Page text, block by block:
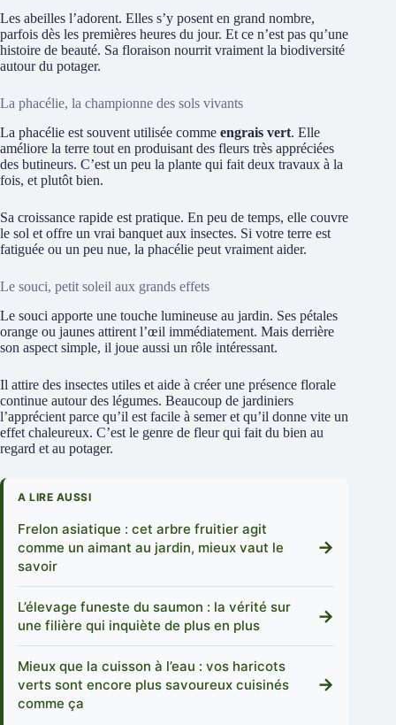
Les abeilles l’adorent. Elles s’y posent en grand nombre,
parfois dès les premières heures du jour. Et ce n’est pas qu’une
histoire de beauté. Sa floraison nourrit vraiment la biodiversité
autour du potager.
La phacélie, la championne des sols vivants
La phacélie est souvent utilisée comme engrais vert. Elle
améliore la terre tout en produisant des fleurs très appréciées
des butineurs. C’est un peu la plante qui fait deux travaux à la
fois, et plutôt bien.
Sa croissance rapide est pratique. En peu de temps, elle couvre
le sol et offre un vrai banquet aux insectes. Si votre terre est
fatiguée ou un peu nue, la phacélie peut vraiment aider.
Le souci, petit soleil aux grands effets
Le souci apporte une touche lumineuse au jardin. Ses pétales
orange ou jaunes attirent l’œil immédiatement. Mais derrière
son aspect simple, il joue aussi un rôle intéressant.
Il attire des insectes utiles et aide à créer une présence florale
continue autour des légumes. Beaucoup de jardiniers
l’apprécient parce qu’il est facile à semer et qu’il donne vite un
effet chaleureux. C’est le genre de fleur qui fait du bien au
regard et au potager.
A LIRE AUSSI
Frelon asiatique : cet arbre fruitier agit
comme un aimant au jardin, mieux vaut le
savoir
→
L’élevage funeste du saumon : la vérité sur
une filière qui inquiète de plus en plus
→
Mieux que la cuisson à l’eau : vos haricots
verts sont encore plus savoureux cuisinés
comme ça
→